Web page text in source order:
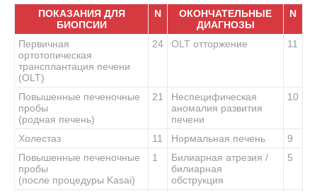
ПОКАЗАНИЯ ДЛЯ
БИОПСИИ
N
ОКОНЧАТЕЛЬНЫЕ
ДИАГНОЗЫ
N
Первичная
ортотопическая
трансплантация печени
(OLT)
24 OLT отторжение 11
Повышенные печеночные
пробы
(родная печень)
21
Неспецифическая
аномалия развития
печени
10
Холестаз 11 Нормальная печень
9
Повышенные печеночные
пробы
(после процедуры Kasai)
1
Билиарная атрезия /
билиарная
обструкция
5